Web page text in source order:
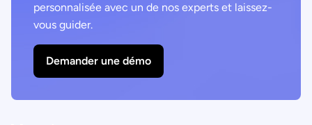
personnalisée avec un de nos experts et laissez-
vous guider.
Demander une démo